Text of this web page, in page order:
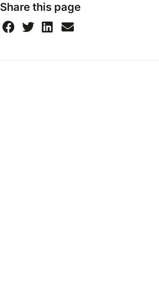
Share this page